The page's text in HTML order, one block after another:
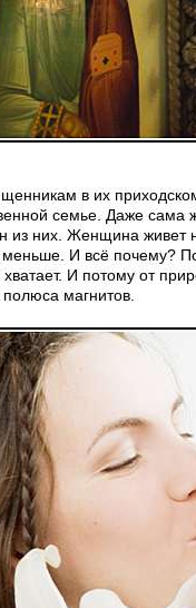
в их
семье. Даже
них. Женщина живет
И всё почему?
И потому от
магнитов.